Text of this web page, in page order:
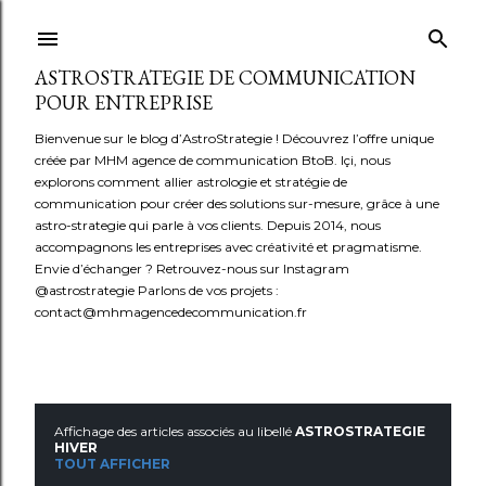
ASTROSTRATEGIE DE COMMUNICATION
POUR ENTREPRISE
Bienvenue sur le blog d’AstroStrategie ! Découvrez l’offre unique
créée par MHM agence de communication BtoB. Içi, nous
explorons comment allier astrologie et stratégie de
communication pour créer des solutions sur-mesure, grâce à une
astro-strategie qui parle à vos clients. Depuis 2014, nous
accompagnons les entreprises avec créativité et pragmatisme.
Envie d’échanger ? Retrouvez-nous sur Instagram
@astrostrategie Parlons de vos projets :
contact@mhmagencedecommunication.fr
AAffichage des articles associés au libellé ASTROSTRATEGIE
HIVER
TOUT AFFICHER